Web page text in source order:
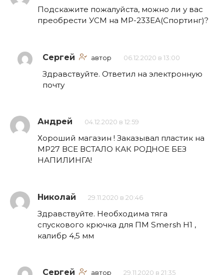
Подскажите пожалуйста, можно ли у вас
преобрести УСМ на МР-233ЕА(Спортинг)?
Сергей автор 06.12.2020 в 13:00
Здравствуйте. Ответил на электронную
почту
Андрей 04.12.2020 в 12:59
Хороший магазин ! Заказывал пластик на
МР27 ВСЕ ВСТАЛО КАК РОДНОЕ БЕЗ
НАПИЛИНГА!
Николай 29.11.2020 в 20:46
Здравствуйте. Необходима тяга
спускового крючка для ПМ Smersh H1 ,
калибр 4,5 мм
Сергей автор 29.11.2020 в 21:35